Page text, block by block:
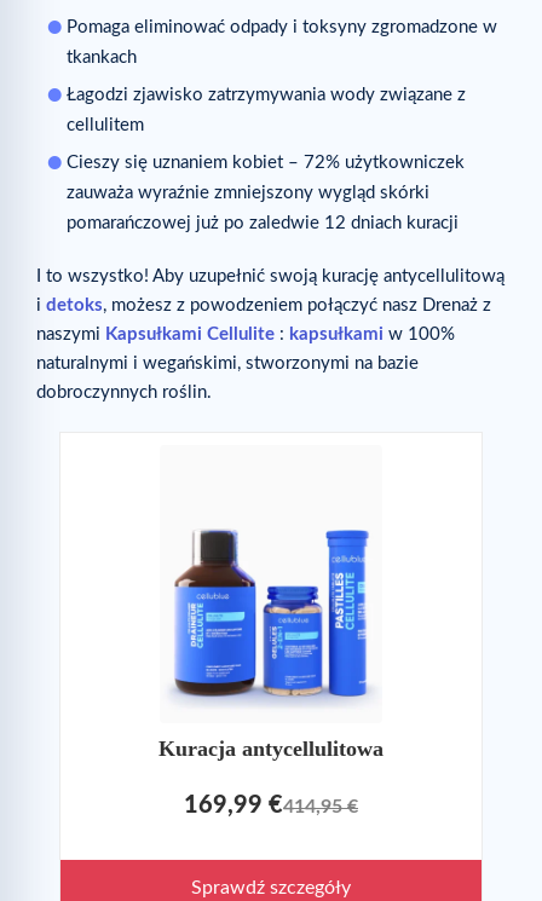
Pomaga eliminować odpady i toksyny zgromadzone w
tkankach
Łagodzi zjawisko zatrzymywania wody związane z
cellulitem
Cieszy się uznaniem kobiet – 72% użytkowniczek
zauważa wyraźnie zmniejszony wygląd skórki
pomarańczowej już po zaledwie 12 dniach kuracji
I to wszystko! Aby uzupełnić swoją kurację antycellulitową
i detoks, możesz z powodzeniem połączyć nasz Drenaż z
naszymi Kapsułkami Cellulite : kapsułkami w 100%
naturalnymi i wegańskimi, stworzonymi na bazie
dobroczynnych roślin.
Kuracja antycellulitowa
169,99 €414,95 €
Sprawdź szczegóły